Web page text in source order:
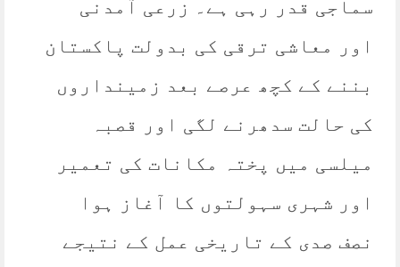
سماجی قدر رہی ہے۔ زرعی آمدنی
اور معاشی ترقی کی بدولت پاکستان
بننے کے کچھ عرصے بعد زمینداروں
کی حالت سدھرنے لگی اور قصبہ
میلسی میں پختہ مکانات کی تعمیر
اور شہری سہولتوں کا آغاز ہوا
نصف صدی کے تاریخی عمل کے نتیجے